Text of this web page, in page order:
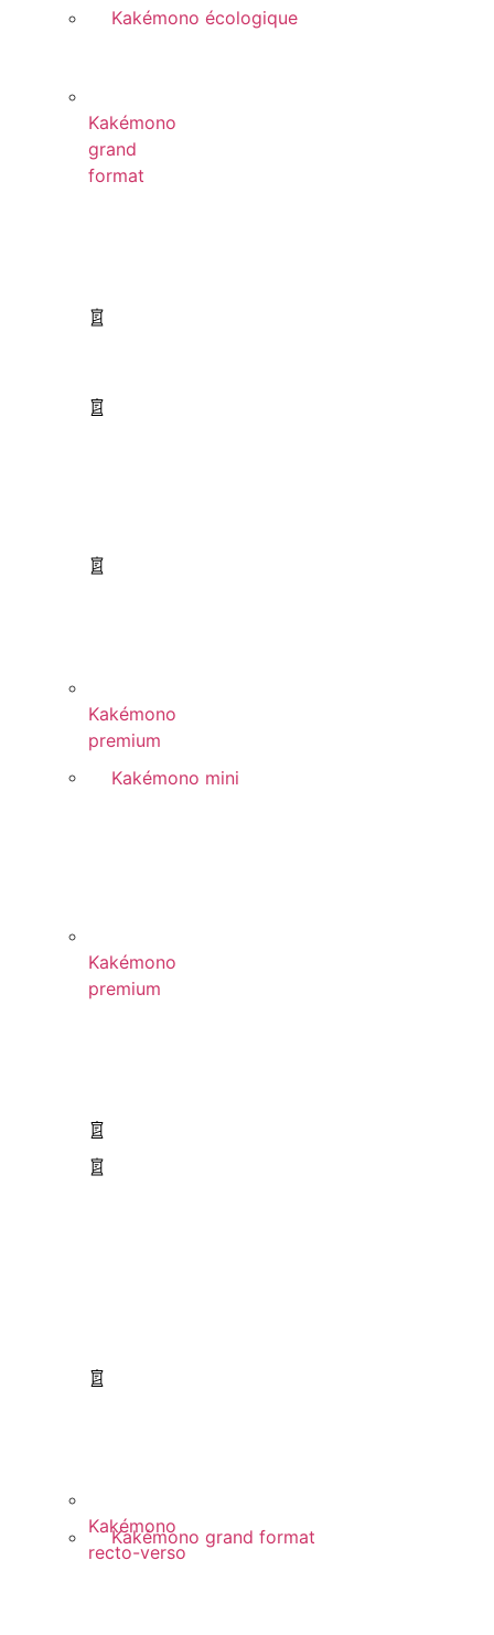
Kakémono
premium
Kakémono
recto-verso
Kakémono
grand
format
Kakémono
premium
Kakémono écologique
Kakémono mini
Kakémono grand format